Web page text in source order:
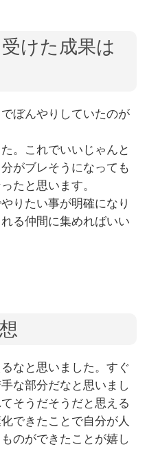
けた成果は
ぼんやりしていたのが
。これでいいじゃんと
がブレそうになっても
たと思います。
りたい事が明確になり
る仲間に集めればいい
なと思いました。すぐ
な部分だなと思いまし
そうだそうだと思える
できたことで自分が人
のができたことが嬉し